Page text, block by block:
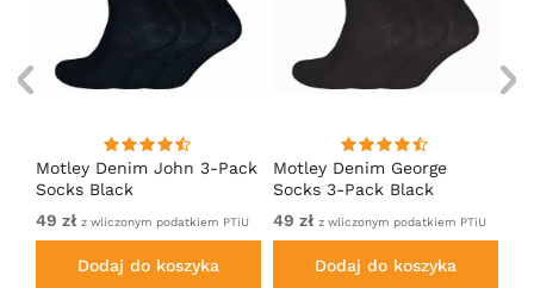
Motley Denim John 3-Pack
Socks Black
49 zł z wliczonym podatkiem PTiU
Dodaj do koszyka
Motley Denim George
Socks 3-Pack Black
49 zł z wliczonym podatkiem PTiU
Dodaj do koszyka